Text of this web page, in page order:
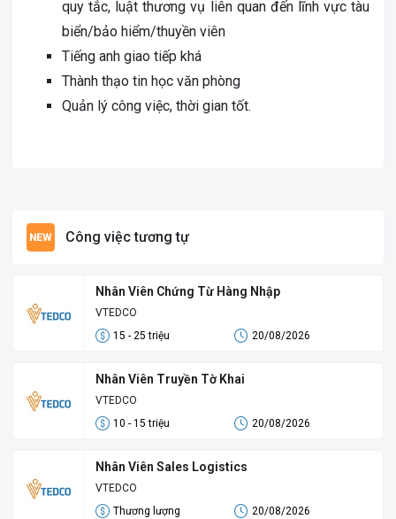
quy tắc, luật thương vụ liên quan đến lĩnh vực tàu
biển/bảo hiểm/thuyền viên
Tiếng anh giao tiếp khá
Thành thạo tin học văn phòng
Quản lý công việc, thời gian tốt.
Công việc tương tự
Nhân Viên Chứng Từ Hàng Nhập
VTEDCO
15 - 25 triệu
20/08/2026
Nhân Viên Truyền Tờ Khai
VTEDCO
10 - 15 triệu
20/08/2026
Nhân Viên Sales Logistics
VTEDCO
Thương lượng
20/08/2026